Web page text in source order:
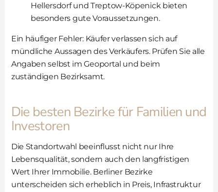
Hellersdorf und Treptow-Köpenick bieten
besonders gute Voraussetzungen.
Ein häufiger Fehler: Käufer verlassen sich auf
mündliche Aussagen des Verkäufers. Prüfen Sie alle
Angaben selbst im Geoportal und beim
zuständigen Bezirksamt.
Die besten Bezirke für Familien und
Investoren
Die Standortwahl beeinflusst nicht nur Ihre
Lebensqualität, sondern auch den langfristigen
Wert Ihrer Immobilie. Berliner Bezirke
unterscheiden sich erheblich in Preis, Infrastruktur